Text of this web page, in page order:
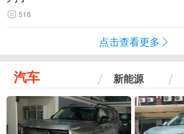
516
点击查看更多
汽车 新能源